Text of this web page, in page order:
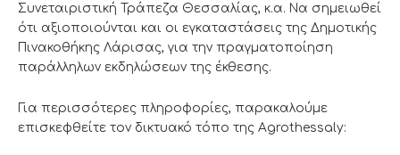
Συνεταιριστική Τράπεζα Θεσσαλίας, κ.α. Να σημειωθεί
ότι αξιοποιούνται και οι εγκαταστάσεις της Δημοτικής
Πινακοθήκης Λάρισας, για την πραγματοποίηση
παράλληλων εκδηλώσεων της έκθεσης.
Για περισσότερες πληροφορίες, παρακαλούμε
επισκεφθείτε τον δικτυακό τόπο της Agrothessaly: